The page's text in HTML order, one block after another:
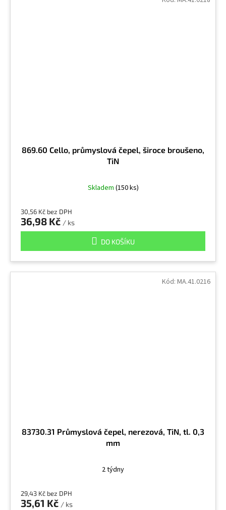
869.60 Cello, průmyslová čepel, široce broušeno,
TiN
Skladem (150 ks)
30,56 Kč bez DPH
36,98 Kč / ks
DO KOŠÍKU
83730.31 Průmyslová čepel, nerezová, TiN, tl. 0,3
mm
2 týdny
29,43 Kč bez DPH
35,61 Kč / ks
Kód: MA.41.0216